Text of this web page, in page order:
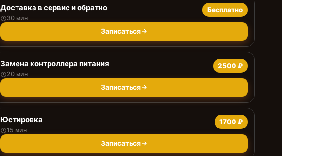
Доставка в сервис и обратно
30 мин
Бесплатно
Записаться
Замена контроллера питания
20 мин
2500 ₽
Записаться
Юстировка
15 мин
1700 ₽
Записаться